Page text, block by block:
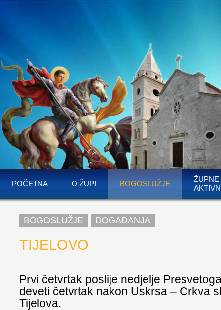
POČETNA O ŽUPI BOGOSLUŽJE
ŽUPNE
BOGOSLUŽJE DOGAĐANJA
TIJELOVO
Prvi četvrtak poslije nedjelje
deveti četvrtak nakon Uskrsa – Crkva
Tijelova.